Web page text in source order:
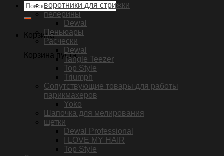
Искать:
Корзина
Корзина пуста.
воротники для стрижки
пелерины
Dewal
Пеньюары
Расчески
Dewal
Tangle Teezer
Top Style
Triumph
Сопутствующие товары для работы
парикмахеров
Yoko
Шапочка для мелирования
щетки
Dewal Professional
I LOVE MY HAIR
Top Style